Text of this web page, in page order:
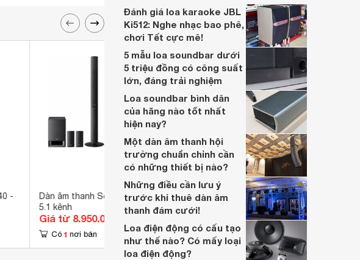
-
Dàn âm thanh Sony BDV-E490 -
5.1 kênh
Giá từ 8.950.000 đ
Có 1 nơi bán
Dàn âm thanh Sony BDV-
N9100W (N9100WL) - 5.1 kênh
Chưa có nơi bán
lớn, kết nối đa dạng, mà còn ghi điểm nhờ
“chất Marshall” cùng cấu trúc âm thanh
5.1.2 đầy hứa hẹn.
Đánh giá loa karaoke JBL
Ki512: Nghe nhạc bao phê,
chơi Tết cực mê!
5 mẫu loa soundbar dưới
5 triệu đồng có công suất
lớn, đáng trải nghiệm
Loa soundbar bình dân
của hãng nào tốt nhất
hiện nay?
Một dàn âm thanh hội
trường chuẩn chỉnh cần
có những thiết bị nào?
Những điều cần lưu ý
trước khi thuê dàn âm
thanh đám cưới!
Loa điện động có cấu tạo
như thế nào? Có mấy loại
loa điện động?